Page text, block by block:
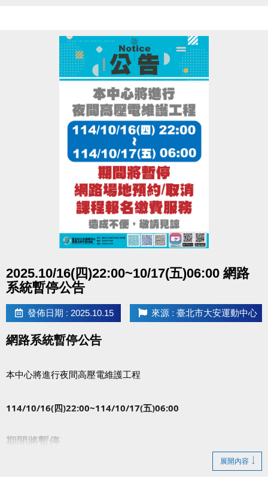
2025.10/16(四)22:00~10/17(五)06:00 網路
系統暫停公告
發佈日期 : 2025.10.15 來源 : 臺北市大安運動中心
網路系統暫停公告
本中心將進行夜間高壓電維護工程
114/10/16(四)22:00~114/10/17(五)06:00
期間將暫停
展開內容